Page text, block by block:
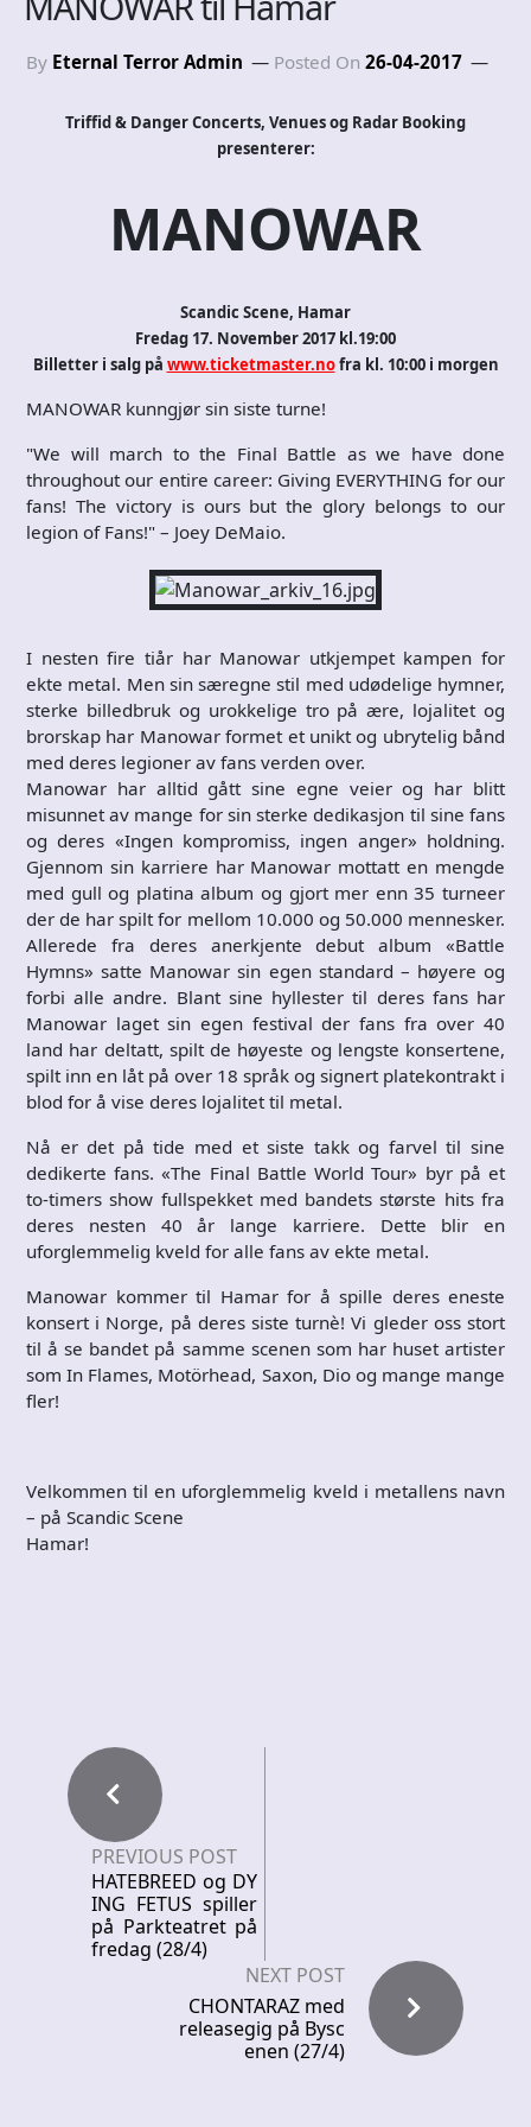
By Eternal Terror Admin Posted On 26-04-2017
Triffid & Danger Concerts, Venues og Radar Booking
presenterer:
MANOWAR
Scandic Scene, Hamar
Fredag 17. November 2017 kl.19:00
Billetter i salg på www.ticketmaster.nofra kl. 10:00 i morgen
MANOWAR kunngjør sin siste turne!
"We will march to the Final Battle as we have done
throughout our entire career: Giving EVERYTHING for our
fans! The victory is ours but the glory belongs to our
legion of Fans!" – Joey DeMaio.
I nesten fire tiår har Manowar utkjempet kampen for
ekte metal. Men sin særegne stil med udødelige hymner,
sterke billedbruk og urokkelige tro på ære, lojalitet og
brorskap har Manowar formet et unikt og ubrytelig bånd
med deres legioner av fans verden over.
Manowar har alltid gått sine egne veier og har blitt
misunnet av mange for sin sterke dedikasjon til sine fans
og deres «Ingen kompromiss, ingen anger» holdning.
Gjennom sin karriere har Manowar mottatt en mengde
med gull og platina album og gjort mer enn 35 turneer
der de har spilt for mellom 10.000 og 50.000 mennesker.
Allerede fra deres anerkjente debut album «Battle
Hymns» satte Manowar sin egen standard – høyere og
forbi alle andre. Blant sine hyllester til deres fans har
Manowar laget sin egen festival der fans fra over 40
land har deltatt, spilt de høyeste og lengste konsertene,
spilt inn en låt på over 18 språk og signert platekontrakt i
blod for å vise deres lojalitet til metal.
Nå er det på tide med et siste takk og farvel til sine
dedikerte fans. «The Final Battle World Tour» byr på et
to-timers show fullspekket med bandets største hits fra
deres nesten 40 år lange karriere. Dette blir en
uforglemmelig kveld for alle fans av ekte metal.
Manowar kommer til Hamar for å spille deres eneste
konsert i Norge, på deres siste turnè! Vi gleder oss stort
til å se bandet på samme scenen som har huset artister
som In Flames, Motörhead, Saxon, Dio og mange mange
fler!
Velkommen til en uforglemmelig kveld i metallens navn
– på Scandic Scene
Hamar!
PREVIOUS POST
HATEBREED og DY
ING FETUS spiller
på Parkteatret på
fredag (28/4)
NEXT POST
CHONTARAZ med
releasegig på Bysc
enen (27/4)